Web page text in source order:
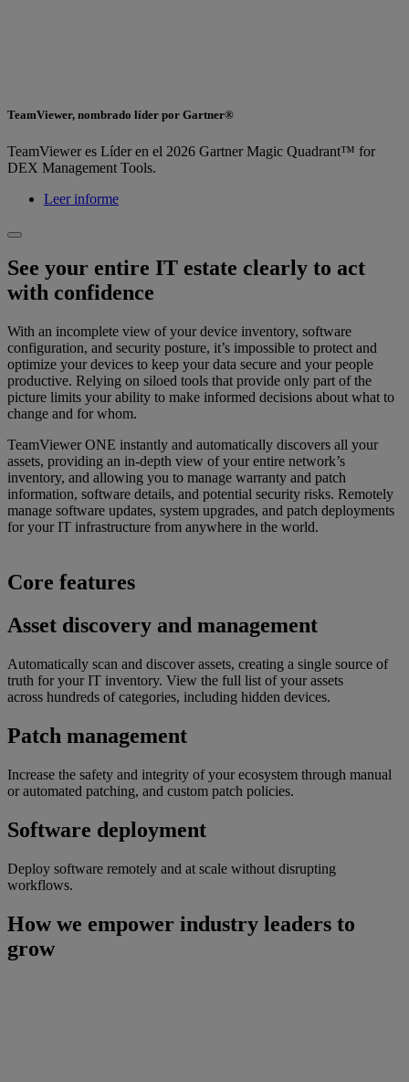
TeamViewer, nombrado líder por Gartner®
TeamViewer es Líder en el 2026 Gartner Magic Quadrant™ for
DEX Management Tools.
Leer informe
See your entire IT estate clearly to act
with confidence
With an incomplete view of your device inventory, software
configuration, and security posture, it’s impossible to protect and
optimize your devices to keep your data secure and your people
productive. Relying on siloed tools that provide only part of the
picture limits your ability to make informed decisions about what to
change and for whom.
TeamViewer ONE instantly and automatically discovers all your
assets, providing an in-depth view of your entire network’s
inventory, and allowing you to manage warranty and patch
information, software details, and potential security risks. Remotely
manage software updates, system upgrades, and patch deployments
for your IT infrastructure from anywhere in the world.
Core features
Asset discovery and management
Automatically scan and discover assets, creating a single source of
truth for your IT inventory. View the full list of your assets
across hundreds of categories, including hidden devices.
Patch management
Increase the safety and integrity of your ecosystem through manual
or automated patching, and custom patch policies.
Software deployment
Deploy software remotely and at scale without disrupting
workflows.
How we empower industry leaders to
grow